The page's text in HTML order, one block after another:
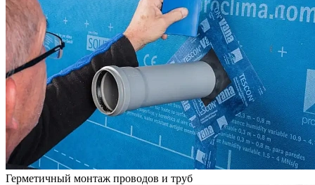
Герметичный монтаж проводов и труб